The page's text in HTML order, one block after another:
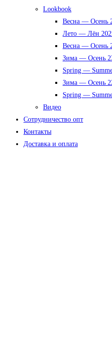
Lookbook
Весна — Осень
Лето — Лён
Весна — Осень
Зима — Осень
Spring —
Зима — Осень
Spring —
Видео
Сотрудничество опт
Контакты
Доставка и оплата